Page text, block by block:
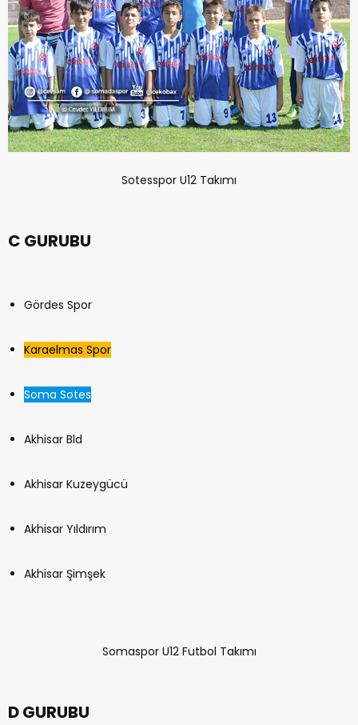
Sotesspor U12 Takımı
C GURUBU
Gördes Spor
Karaelmas Spor
Soma Sotes
Akhisar Bld
Akhisar Kuzeygücü
Akhisar Yıldırım
Akhisar Şimşek
Somaspor U12 Futbol Takımı
D GURUBU